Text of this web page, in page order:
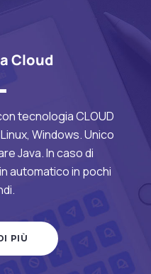
Cloud
tecnologia CLOUD
Windows. Unico
Java. In caso di
automatico in pochi
PIÙ